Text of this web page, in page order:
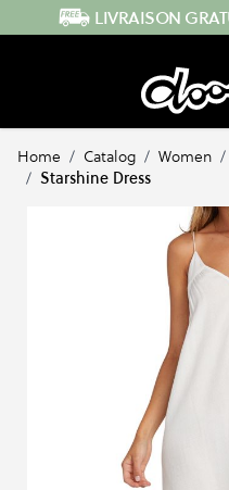
Skip to Content ENVOI
Home / Catalog / Women /
/ Starshine Dress